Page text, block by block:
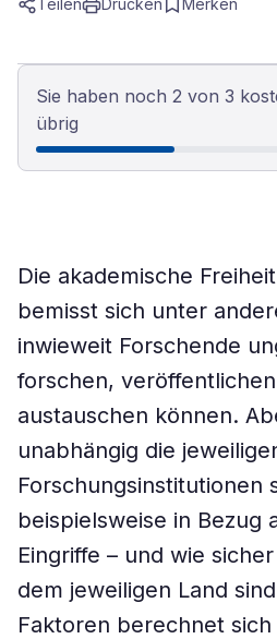
Teilen Drucken Merken
Sie haben noch 2 von 3
übrig
Die akademische
bemisst sich unter
inwieweit Forschende
forschen,
austauschen können.
unabhängig die
Forschungsinstitutionen
beispielsweise in Bezug
Eingriffe – und wie
dem jeweiligen Land
Faktoren berechnet